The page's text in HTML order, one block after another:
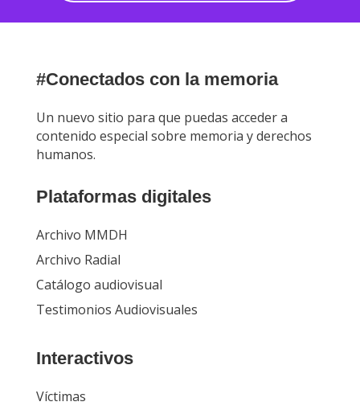
#Conectados con la memoria
Un nuevo sitio para que puedas acceder a
contenido especial sobre memoria y derechos
humanos.
Plataformas digitales
Archivo MMDH
Archivo Radial
Catálogo audiovisual
Testimonios Audiovisuales
Interactivos
Víctimas